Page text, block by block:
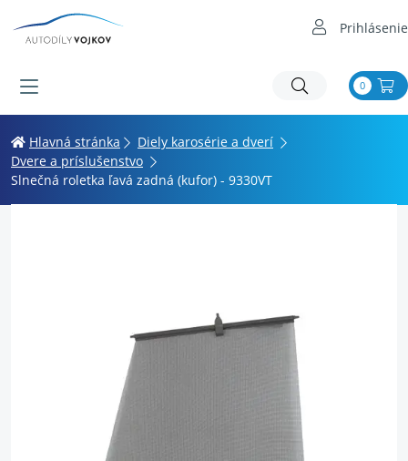
Prihlásenie
0
Hlavná stránka
Diely karosérie a dverí
Dvere a príslušenstvo
Slnečná roletka ľavá zadná (kufor) - 9330VT